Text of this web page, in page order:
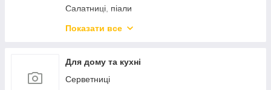
Салатниці, піали
Блюда сервіровочні
Предмети сервіровки
Морозивниці, креманки
Показати все
Для дому та кухні
Серветниці